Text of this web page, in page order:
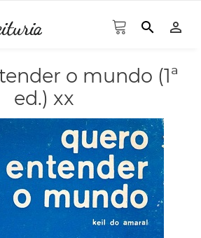
search person_outline
o mundo (1ª
ed.) xx